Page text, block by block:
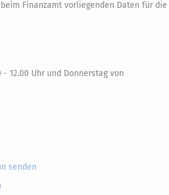
Finanzamt vorliegenden Daten für die
12.00 Uhr und Donnerstag von
senden